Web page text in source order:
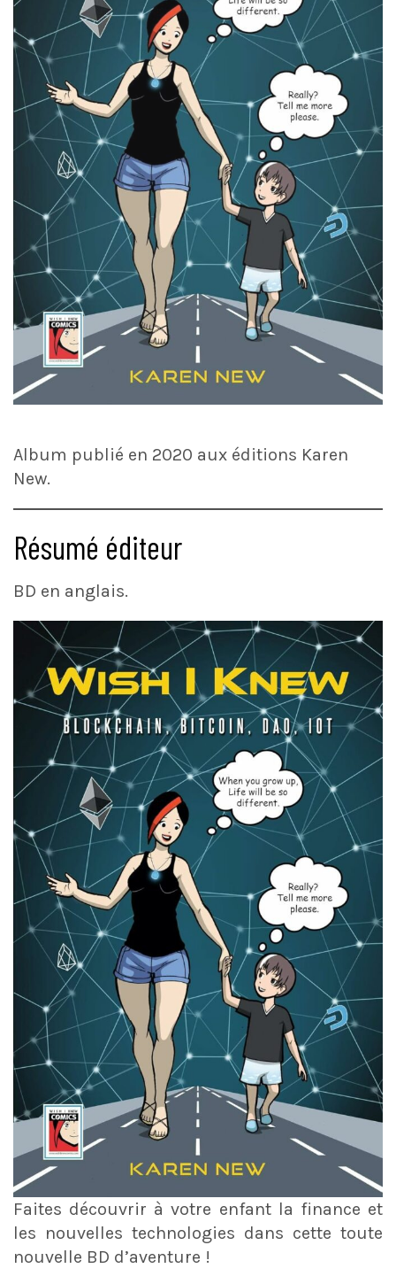
Album publié en 2020 aux éditions Karen
New.
Résumé éditeur
BD en anglais.
Faites découvrir à votre enfant la finance et
les nouvelles technologies dans cette toute
nouvelle BD d’aventure !